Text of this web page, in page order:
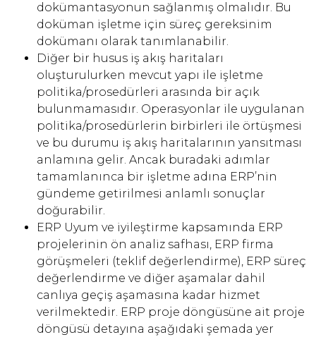
dokümantasyonun sağlanmış olmalıdır. Bu
doküman işletme için süreç gereksinim
dokümanı olarak tanımlanabilir.
Diğer bir husus iş akış haritaları
oluşturulurken mevcut yapı ile işletme
politika/prosedürleri arasında bir açık
bulunmamasıdır. Operasyonlar ile uygulanan
politika/prosedürlerin birbirleri ile örtüşmesi
ve bu durumu iş akış haritalarının yansıtması
anlamına gelir. Ancak buradaki adımlar
tamamlanınca bir işletme adına ERP’nin
gündeme getirilmesi anlamlı sonuçlar
doğurabilir.
ERP Uyum ve iyileştirme kapsamında ERP
projelerinin ön analiz safhası, ERP firma
görüşmeleri (teklif değerlendirme), ERP süreç
değerlendirme ve diğer aşamalar dahil
canlıya geçiş aşamasına kadar hizmet
verilmektedir. ERP proje döngüsüne ait proje
döngüsü detayına aşağıdaki şemada yer